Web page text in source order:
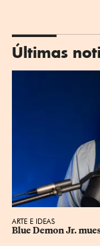
Últimas
ARTE E IDEAS
Blue Demon Jr.